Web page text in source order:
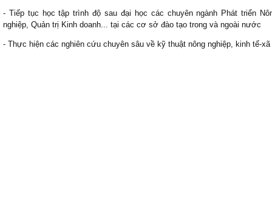
- Tiếp tục học tập trình độ sau đại học các chuyên ngành Phát triển
nghiệp, Quản trị Kinh doanh... tại các cơ sở đào tạo trong và ngoài nước
- Thực hiện các nghiên cứu chuyên sâu về kỹ thuật nông nghiệp, kinh tế-